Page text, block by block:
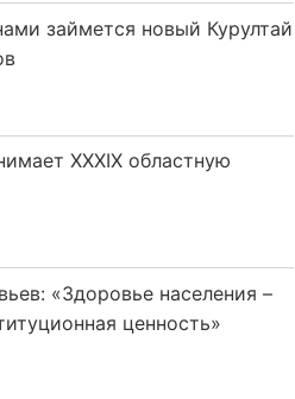
займется новый Курултай
XXXIX областную
«Здоровье населения –
ценность»